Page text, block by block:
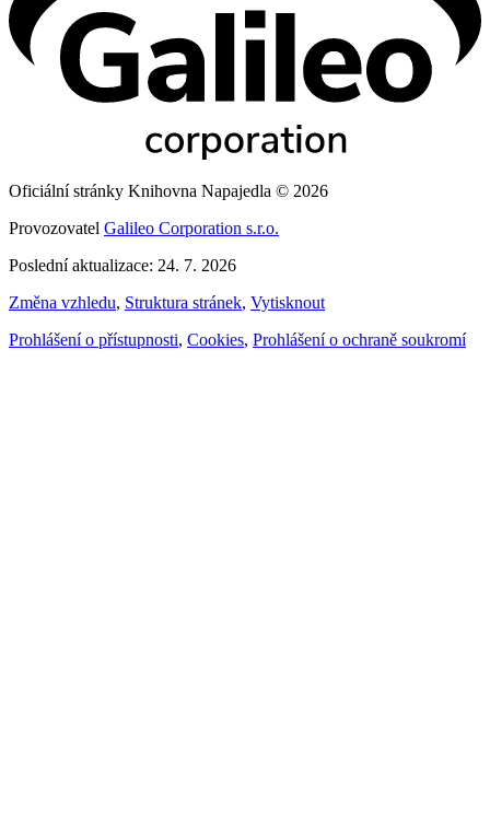
Oficiální stránky Knihovna Napajedla © 2026
Provozovatel Galileo Corporation s.r.o.
Poslední aktualizace: 24. 7. 2026
Změna vzhledu, Struktura stránek, Vytisknout
Prohlášení o přístupnosti, Cookies, Prohlášení o ochraně soukromí